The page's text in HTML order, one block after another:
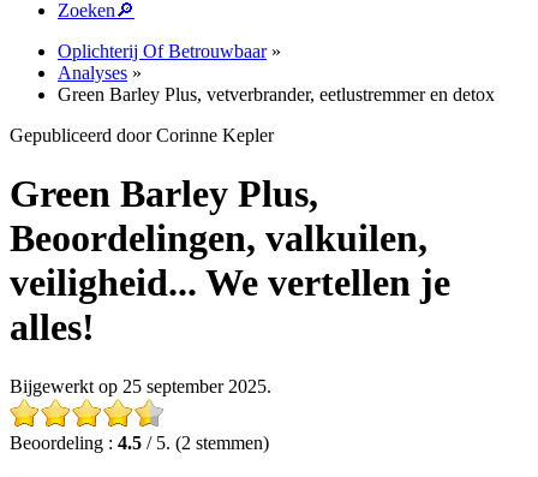
Analyses»
Green Barley Plus, vetverbrander, eetlustremmer en detox
Green Barley Plus,
Beoordelingen, valkuilen,
veiligheid... We vertellen je
alles!
Beoordeling :4.5/ 5. (2 stemmen)